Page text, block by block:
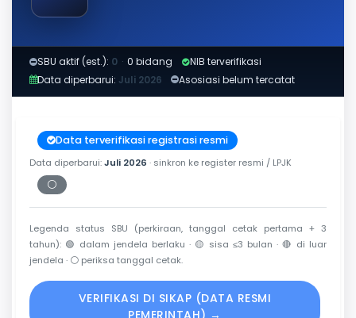
SBU aktif (est.): 0 · 0 bidang
NIB terverifikasi
Data diperbarui: Juli 2026 Asosiasi belum tercatat
Data terverifikasi registrasi resmi
Data diperbarui:Juli 2026 · sinkron ke register resmi / LPJK
⚪
Periksa tanggal cetak
Legenda status SBU (perkiraan, tanggal cetak pertama + 3
tahun): 🟢 dalam jendela berlaku · 🟡 sisa ≤3 bulan · 🔴 di luar
jendela · ⚪ periksa tanggal cetak.
VERIFIKASI DI SIKAP (DATA RESMI
PEMERINTAH) →